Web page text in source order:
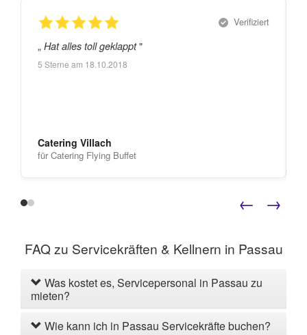
Verifiziert
„ Hat alles toll geklappt"
5 Sterne am 18.10.2018
Catering Villach
für Catering Flying Buffet
← →
FAQ zu Servicekräften & Kellnern in Passau
Was kostet es, Servicepersonal in Passau zu
mieten?
Wie kann ich in Passau Servicekräfte buchen?